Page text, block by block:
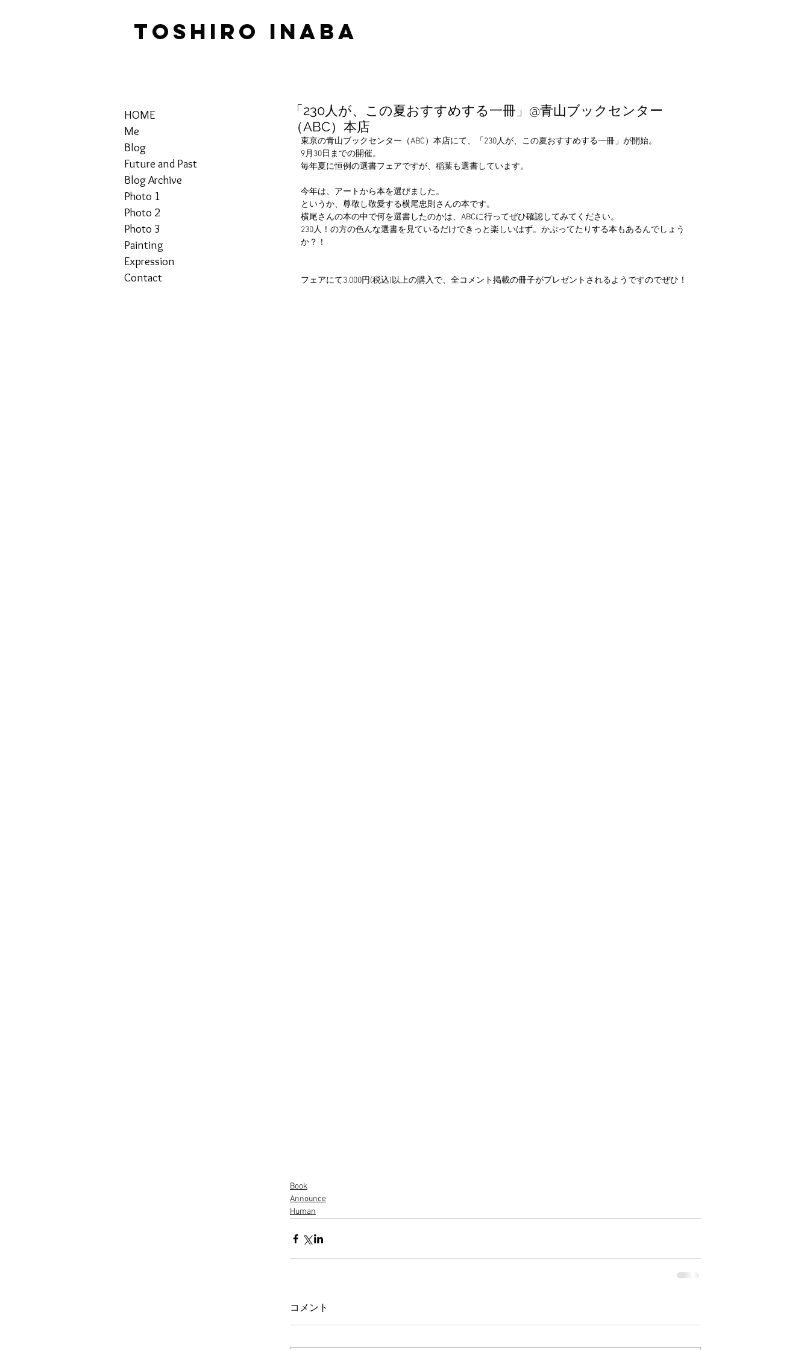
TOSHIRO INABA
「230人が、この夏おすすめする一冊」@青山ブックセンター
（ABC）本店
東京の青山ブックセンター（ABC）本店にて、「230人が、この夏おすすめする一冊」が開始。
9月30日までの開催。
毎年夏に恒例の選書フェアですが、稲葉も選書しています。
今年は、アートから本を選びました。
というか、尊敬し敬愛する横尾忠則さんの本です。
横尾さんの本の中で何を選書したのかは、ABCに行ってぜひ確認してみてください。
230人！の方の色んな選書を見ているだけできっと楽しいはず。かぶってたりする本もあるんでしょう
か？！
フェアにて3,000円(税込)以上の購入で、全コメント掲載の冊子がプレゼントされるようですのでぜひ！
Book
Announce
Human
コメント
HOME
Me
Blog
Future and Past
Blog Archive
Photo 1
Photo 2
Photo 3
Painting
Expression
Contact